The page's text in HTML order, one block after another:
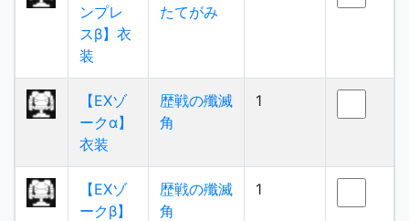
ンプレ
スβ】衣
装
たてがみ
【EXゾ
ークα】
衣装
歴戦の殲滅
角
1
【EXゾ
ークβ】
歴戦の殲滅
角
1